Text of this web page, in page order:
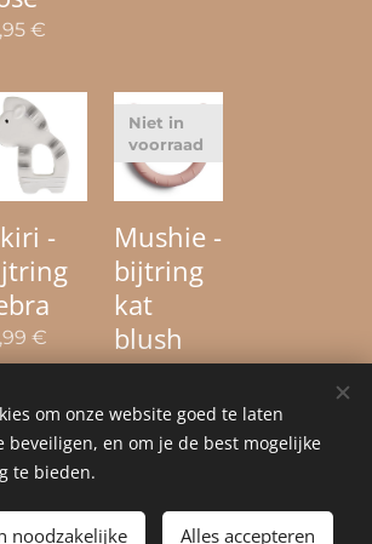
€
-
€
Mushie -
bijtring
kat
blush
Niet in
voorraad
9,95€
Cookies
om onze website goed te laten
en om je de best mogelijke
te bieden.
noodzakelijke Alles accepteren